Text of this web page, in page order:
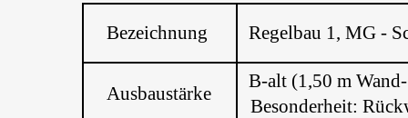
Bezeichnung Regelbau 1, MG -
Ausbaustärke
B-alt (1,50 m
Besonderheit: